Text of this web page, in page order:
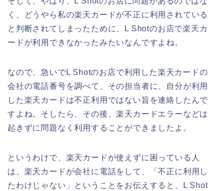
く、どうやら私の楽天カードが不正に利用されている
と判断されてしまったために、L Shotのお店で楽天カ
ードが利用できなかったみたいなんですよね。
なので、急いでL Shotのお店で利用した楽天カードの
会社の電話番号を調べて、その担当者に、自分が利用
した楽天カードは不正利用ではない旨を連絡したんで
すよね。そしたら、その後、楽天カードエラーなどは
起きずに問題なく利用することができましたよ。
というわけで、楽天カードが使えずに困っている人
は、楽天カードが会社に電話をして、「不正に利用し
たわけじゃない」ということをお伝えすると、L Shot